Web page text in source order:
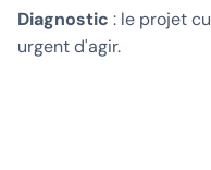
Diagnostic : le projet
urgent d'agir.